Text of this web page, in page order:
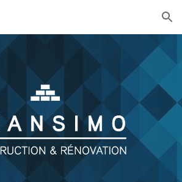
Skip to navigation